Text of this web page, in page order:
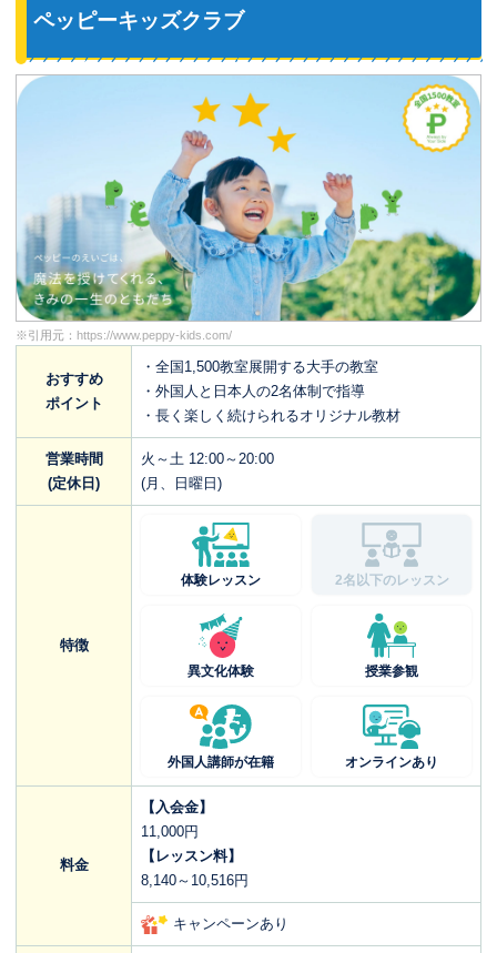
ペッピーキッズクラブ
※引用元： https://www.peppy-kids.com/
おすすめ
ポイント
・全国1,500教室展開する大手の教室
・外国人と日本人の2名体制で指導
・長く楽しく続けられるオリジナル教材
営業時間
(定休日)
火～土 12:00～20:00
(月、日曜日)
特徴
体験レッスン 2名以下のレッスン
異文化体験 授業参観
外国人講師が在籍 オンラインあり
料金
【入会金】
11,000円
【レッスン料】
8,140～10,516円
キャンペーンあり